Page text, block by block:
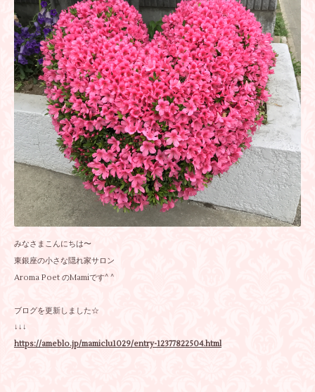
みなさまこんにちは〜
東銀座の小さな隠れ家サロン
Aroma Poet のMamiです^ ^
ブログを更新しました☆
↓↓↓
https://ameblo.jp/mamiclu1029/entry-12377822504.html